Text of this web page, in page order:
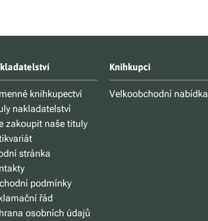
knihkupectví
nakladatelství
zakoupit naše tituly
stránka
podmínky
řád
osobních údajů
Knihkupci
Velkoobchodní nabídka